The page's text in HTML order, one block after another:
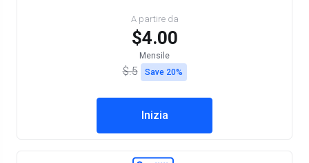
A partire da
$4.00
Mensile
$.5 Save 20%
Inizia